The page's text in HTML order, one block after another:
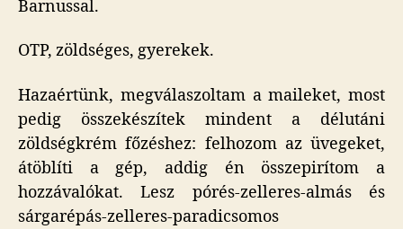
Barnussal.
OTP, zöldséges, gyerekek.
Hazaértünk, megválaszoltam a maileket, most
pedig összekészítek mindent a délutáni
zöldségkrém főzéshez: felhozom az üvegeket,
átöblíti a gép, addig én összepirítom a
hozzávalókat. Lesz pórés-zelleres-almás és
sárgarépás-zelleres-paradicsomos